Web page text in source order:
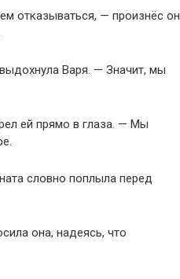
отказываться, — произнёс он
Варя. — Значит, мы
ей прямо в глаза. — Мы
словно поплыла перед
она, надеясь, что